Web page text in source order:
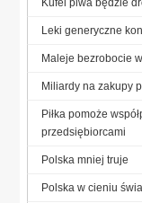
Leki generyczne
Maleje bezrobocie
Miliardy na zakupy
Piłka pomoże
przedsiębiorcami
Polska mniej truje
Polska w cieniu